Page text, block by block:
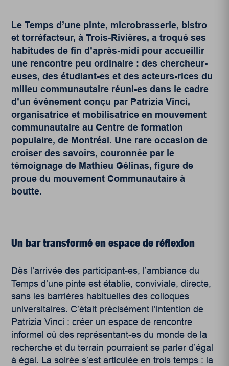
Le Temps d’une pinte, microbrasserie, bistro
et torréfacteur, à Trois-Rivières, a troqué ses
habitudes de fin d’après-midi pour accueillir
une rencontre peu ordinaire : des chercheur-
euses, des étudiant-es et des acteurs-rices du
milieu communautaire réuni-es dans le cadre
d’un événement conçu par Patrizia Vinci,
organisatrice et mobilisatrice en mouvement
communautaire au Centre de formation
populaire, de Montréal. Une rare occasion de
croiser des savoirs, couronnée par le
témoignage de Mathieu Gélinas, figure de
proue du mouvement Communautaire à
boutte.
Un bar transformé en espace de réflexion
Dès l’arrivée des participant-es, l’ambiance du
Temps d’une pinte est établie, conviviale, directe,
sans les barrières habituelles des colloques
universitaires. C’était précisément l’intention de
Patrizia Vinci : créer un espace de rencontre
informel où des représentant-es du monde de la
recherche et du terrain pourraient se parler d’égal
à égal. La soirée s’est articulée en trois temps : la